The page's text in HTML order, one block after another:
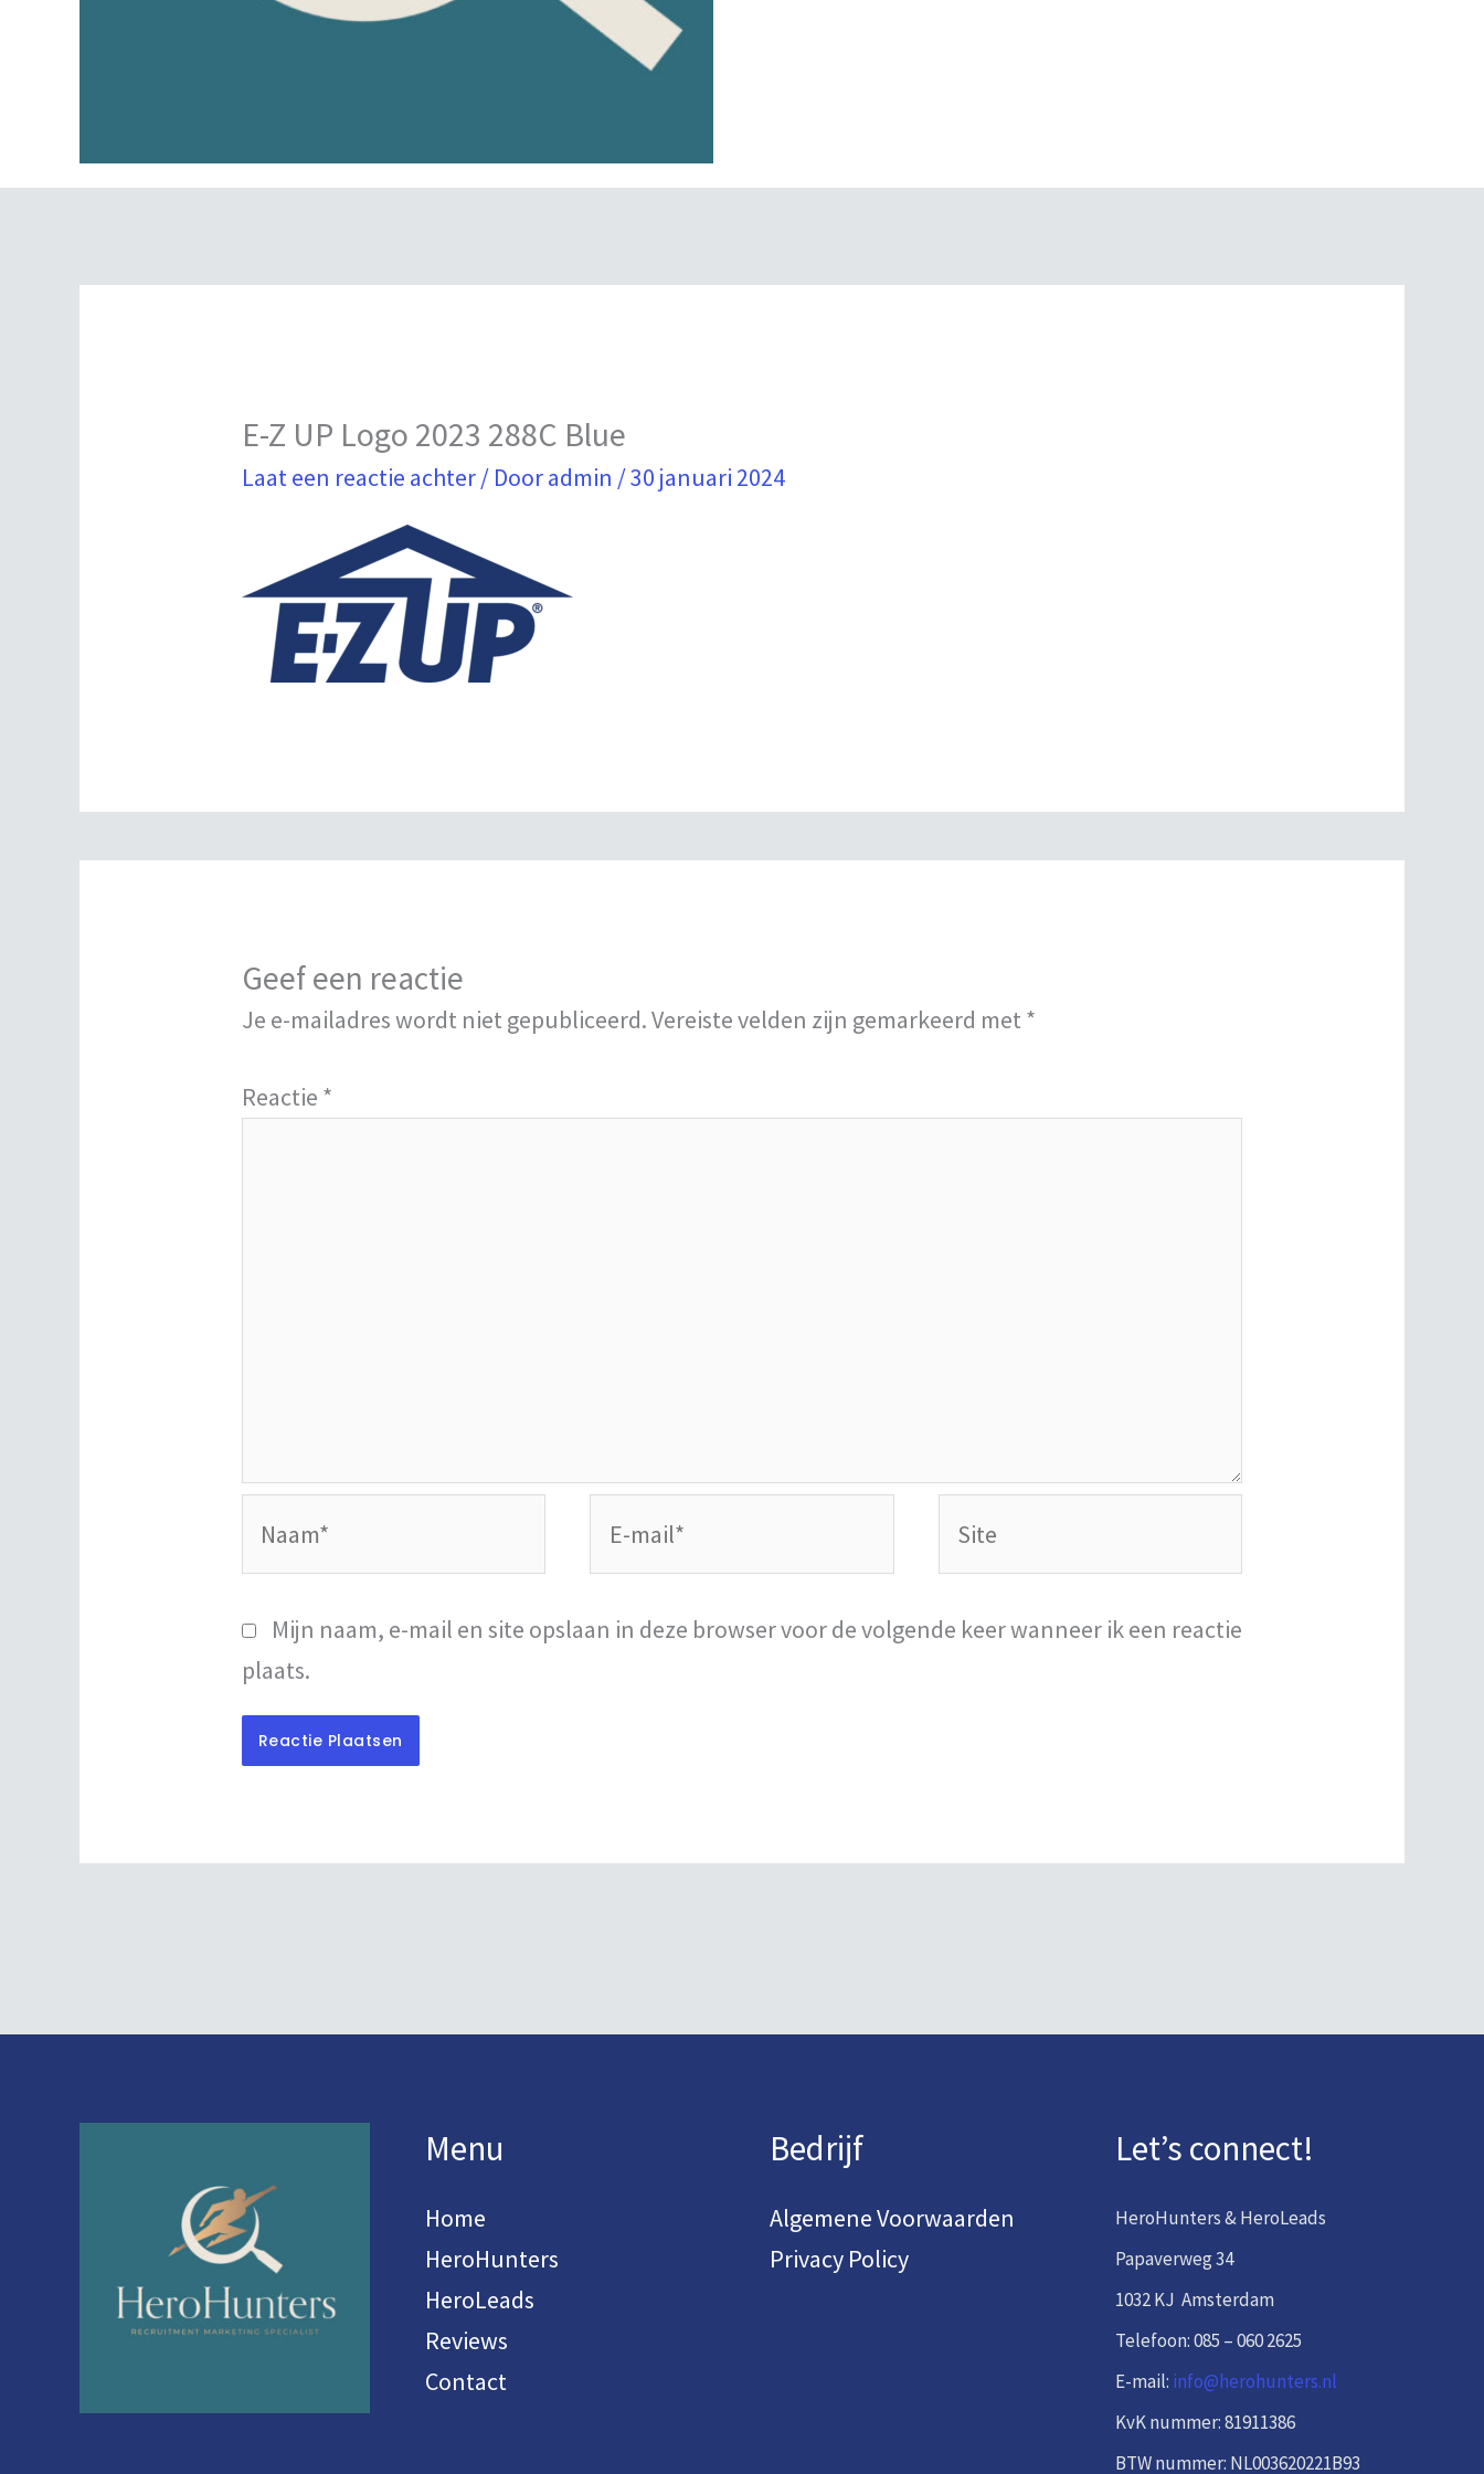
E-Z UP Logo 2023 288C Blue
Laat een reactie achter/ Dooradmin /30 januari 2024
Geef een reactie
Je e-mailadres wordt niet gepubliceerd.Vereiste velden zijn gemarkeerd met *
Reactie *
Mijn naam, e-mail en site opslaan in deze browser voor de volgende keer wanneer ik een reactie
plaats.
Menu
Home
HeroHunters
HeroLeads
Reviews
Contact
Bedrijf
Algemene Voorwaarden
Privacy Policy
Let’s connect!
HeroHunters & HeroLeads
Papaverweg 34
1032 KJ Amsterdam
Telefoon: 085 – 060 2625
E-mail: info@herohunters.nl
KvK nummer: 81911386
BTW nummer: NL003620221B93